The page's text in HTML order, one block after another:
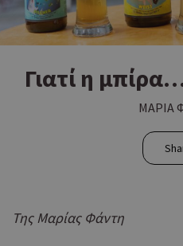
STORIES
Γιατί η
ΜΑΡΙΑ
Της Μαρίας Φάντη